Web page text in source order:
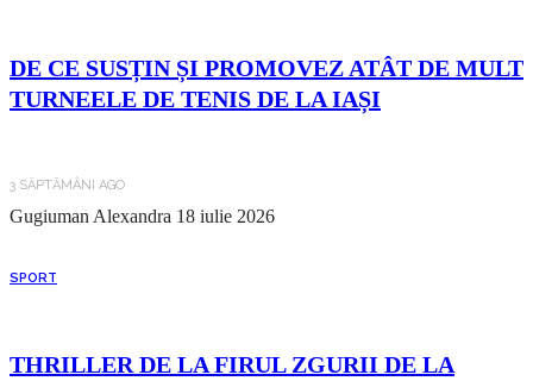
DE CE SUSȚIN ȘI PROMOVEZ ATÂT DE MULT
TURNEELE DE TENIS DE LA IAȘI
3 SĂPTĂMÂNI AGO
Gugiuman Alexandra 18 iulie 2026
SPORT
THRILLER DE LA FIRUL ZGURII DE LA